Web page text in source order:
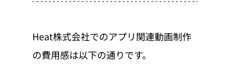
Heat株式会社でのアプリ関連動画制作
の費用感は以下の通りです。